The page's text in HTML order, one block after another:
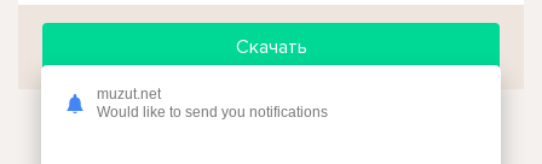
Скачать
muzut.net
Would like to send you notifications